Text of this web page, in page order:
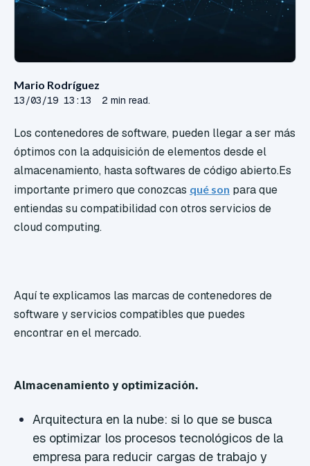
Mario Rodríguez
13/03/19 13:13 2 min read.
Los contenedores de software, pueden llegar a ser más
óptimos con la adquisición de elementos desde el
almacenamiento, hasta softwares de código abierto.Es
importante primero que conozcas qué son para que
entiendas su compatibilidad con otros servicios de
cloud computing.
Aquí te explicamos las marcas de contenedores de
software y servicios compatibles que puedes
encontrar en el mercado.
Almacenamiento y optimización.
Arquitectura en la nube: si lo que se busca
es optimizar los procesos tecnológicos de la
empresa para reducir cargas de trabajo y